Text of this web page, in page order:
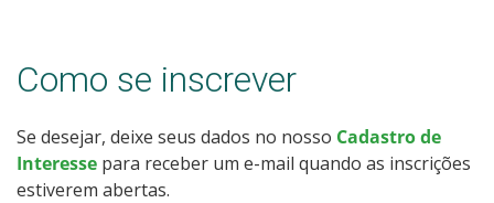
Transferências e Retornos
Orientações para Matrícula
Provas e Gabaritos
Como se inscrever
Se desejar, deixe seus dados no nosso Cadastro de
Interesse para receber um e-mail quando as inscrições
estiverem abertas.